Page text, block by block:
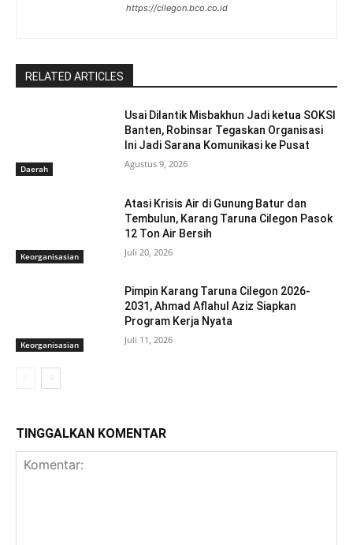
https://cilegon.bco.co.id
RELATED ARTICLES
Daerah
Usai Dilantik Misbakhun Jadi ketua SOKSI
Banten, Robinsar Tegaskan Organisasi
Ini Jadi Sarana Komunikasi ke Pusat
Agustus 9, 2026
Keorganisasian
Atasi Krisis Air di Gunung Batur dan
Tembulun, Karang Taruna Cilegon Pasok
12 Ton Air Bersih
Juli 20, 2026
Keorganisasian
Pimpin Karang Taruna Cilegon 2026-
2031, Ahmad Aflahul Aziz Siapkan
Program Kerja Nyata
Juli 11, 2026
TINGGALKAN KOMENTAR